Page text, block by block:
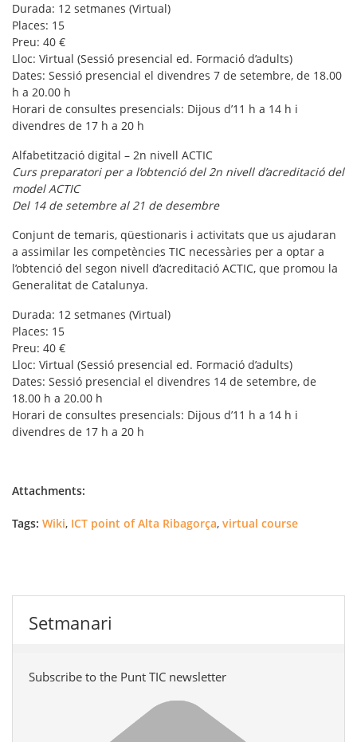
Durada: 12 setmanes (Virtual)
Places: 15
Preu: 40 €
Lloc: Virtual (Sessió presencial ed. Formació d’adults)
Dates: Sessió presencial el divendres 7 de setembre, de 18.00
h a 20.00 h
Horari de consultes presencials: Dijous d’11 h a 14 h i
divendres de 17 h a 20 h
Alfabetització digital – 2n nivell ACTIC
Curs preparatori per a l’obtenció del 2n nivell d’acreditació del
model ACTIC
Del 14 de setembre al 21 de desembre
Conjunt de temaris, qüestionaris i activitats que us ajudaran
a assimilar les competències TIC necessàries per a optar a
l’obtenció del segon nivell d’acreditació ACTIC, que promou la
Generalitat de Catalunya.
Durada: 12 setmanes (Virtual)
Places: 15
Preu: 40 €
Lloc: Virtual (Sessió presencial ed. Formació d’adults)
Dates: Sessió presencial el divendres 14 de setembre, de
18.00 h a 20.00 h
Horari de consultes presencials: Dijous d’11 h a 14 h i
divendres de 17 h a 20 h
Attachments:
Tags: Wiki, ICT point of Alta Ribagorça, virtual course
Setmanari
Subscribe to the Punt TIC newsletter